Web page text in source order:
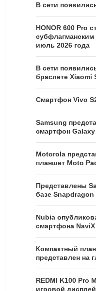
В сети
HONOR 600 Pro
июль 2026 года
В сети
браслете Xiaomi
Смартфон Vivo
Samsung
смартфон
Motorola
планшет Moto
Представлены
базе Snapdragon
Nubia
смартфона
Компактный
представлен на
REDMI K100 Pro
игровой